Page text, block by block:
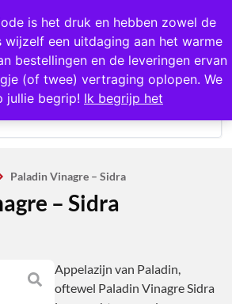
is het druk en hebben zowel de
wijzelf een uitdaging aan het warme
bestellingen en de leveringen ervan
(of twee) vertraging oplopen. We
jullie begrip! Ik begrijp het
producten op voorraad
0
Paladin Vinagre – Sidra
– Sidra
Appelazijn van Paladin,
oftewel Paladin Vinagre Sidra